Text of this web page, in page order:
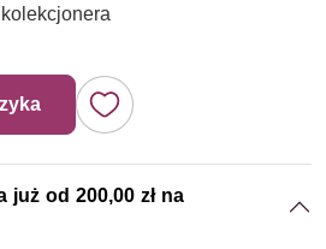
już od 200,00 zł na